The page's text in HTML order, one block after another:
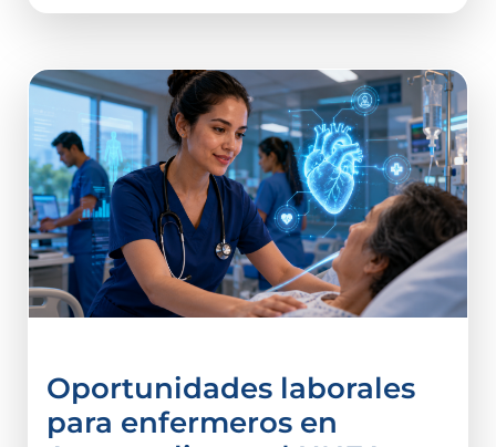
Oportunidades laborales
para enfermeros en